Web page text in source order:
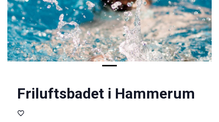
Friluftsbadet i Hammerum